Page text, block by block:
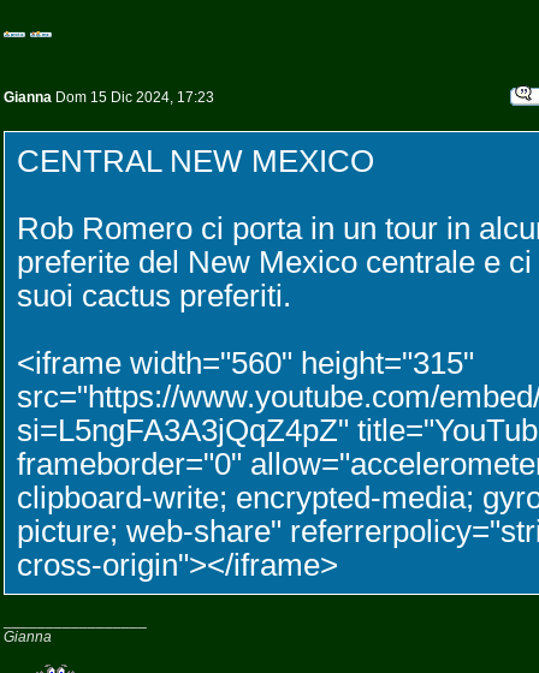
Gianna Dom 15 Dic 2024, 17:23
CENTRAL NEW MEXICO
Rob Romero ci porta in un tour in
preferite del New Mexico centrale e
suoi cactus preferiti.
<iframe width="560" height="315"
src="https://www.youtube.com/
si=L5ngFA3A3jQqZ4pZ"
frameborder="0"
clipboard-write; encrypted-media;
picture; web-share"
cross-origin"></iframe>
Gianna